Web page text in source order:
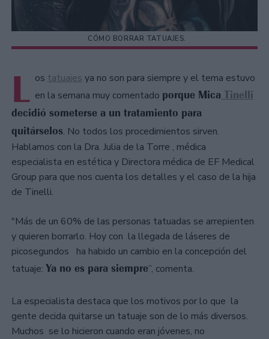
CÓMO BORRAR TATUAJES.
L os tatuajes ya no son para siempre y el tema estuvo
en la semana muy comentado porque Mica Tinelli
decidió someterse a un tratamiento para
quitárselos. No todos los procedimientos sirven.
Hablamos con la Dra. Julia de la Torre , médica
especialista en estética y Directora médica de EF Medical
Group para que nos cuenta los detalles y el caso de la hija
de Tinelli.
"Más de un 60% de las personas tatuadas se arrepienten
y quieren borrarlo. Hoy con la llegada de láseres de
picosegundos ha habido un cambio en la concepción del
tatuaje: Ya no es para siempre”, comenta.
La especialista destaca que los motivos por lo que la
gente decida quitarse un tatuaje son de lo más diversos.
Muchos se lo hicieron cuando eran jóvenes, no